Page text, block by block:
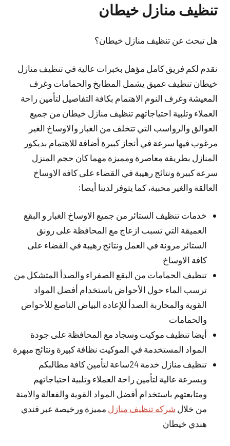
تنظيف منازل خيطان
هل تبحث عن تنظيف منازل خيطان؟
نقدم لكم فريق كامل مؤهل بخبرات عالية في تنظيف منازل
خيطان تنظيف عميق يشمل المطابخ والحمامات وغرف
المعيشة وغرف النوم الاهتمام بكافة التفاصيل لتأمين راحة
العملاء وتلبية احتياجاتهم تنظيف منازل خيطان من جميع
العوالق والرواسب التي تتخلف من الغبار والاوساخ الغير
مرغوب فيها سرعة في أنجاز كبيرة أضافة للاهتمام بديكور
المنازل بطريقة معاصرة ومميزة مهما كان حجم المنزل
سرعة كبيرة ونتائج رهيبة في القضاء على كافة الاوساخ
العالقة والغير محببة، كما يتوفر لدينا أيضا:
خدمات تنظيف الستائر من جميع الاوساخ الغبار و البقع
العميقة التي تسبب ازعاج مع المحافظة على رونق
الستائر مرونة في العمل ونتائج رهيبة في القضاء على
كافة الاوساخ
تنظيف الحمامات من البقع الصفراء والصدأ المتشكل من
ترسب الماء حول الأحواض باستخدام أفضل المواد
القوية والمحاربة الصدأ للإعادة البياض الناصع للأحواض
والحمامات
أيضا تنظيف موكيت وسجاد مع المحافظة على جودة
المواد المستخدمة في الموكيت نظافة كبيرة ونتائج مبهرة
تنظيف منازل خدمة 24ساعة لتأمين كافة مطالبكم
وبسرعة عالية لتأمين راحة العملاء وتلبية احتياجاتهم
ومتابعتهم باستخدام أفضل المواد القوية والفعالة والامنة
من خلال شركه تنظيف منازل مميزة ورخيصة عبر فندي
هندي خيطان